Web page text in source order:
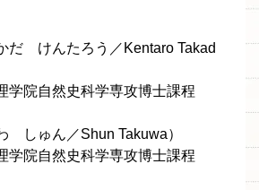
けんたろう／Kentaro Takad
学院自然史科学専攻博士課程
しゅん／Shun Takuwa）
学院自然史科学専攻博士課程